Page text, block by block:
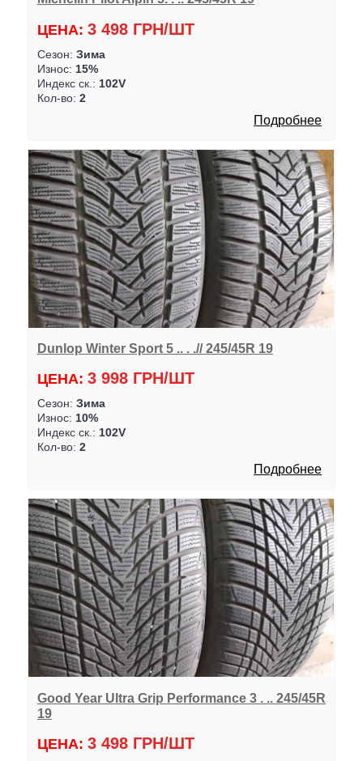
ЦЕНА: 3 498 ГРН/ШТ
Сезон: Зима
Износ: 15%
Индекс ск.: 102V
Кол-во: 2
Подробнее
Dunlop Winter Sport 5 .. . .// 245/45R 19
ЦЕНА: 3 998 ГРН/ШТ
Сезон: Зима
Износ: 10%
Индекс ск.: 102V
Кол-во: 2
Подробнее
Good Year Ultra Grip Performance 3 . .. 245/45R
19
ЦЕНА: 3 498 ГРН/ШТ